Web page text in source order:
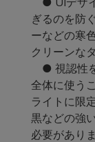
ぎるのを防
ーなどの寒
クリーンな
● 視認性
全体に使う
ライトに限
黒などの強
必要がありま